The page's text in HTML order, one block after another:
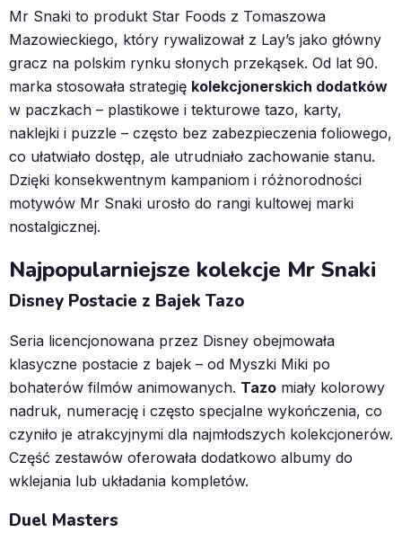
Mr Snaki to produkt Star Foods z Tomaszowa
Mazowieckiego, który rywalizował z Lay’s jako główny
gracz na polskim rynku słonych przekąsek. Od lat 90.
marka stosowała strategię kolekcjonerskich dodatków
w paczkach – plastikowe i tekturowe tazo, karty,
naklejki i puzzle – często bez zabezpieczenia foliowego,
co ułatwiało dostęp, ale utrudniało zachowanie stanu.
Dzięki konsekwentnym kampaniom i różnorodności
motywów Mr Snaki urosło do rangi kultowej marki
nostalgicznej.
Najpopularniejsze kolekcje Mr Snaki
Disney Postacie z Bajek Tazo
Seria licencjonowana przez Disney obejmowała
klasyczne postacie z bajek – od Myszki Miki po
bohaterów filmów animowanych. Tazo miały kolorowy
nadruk, numerację i często specjalne wykończenia, co
czyniło je atrakcyjnymi dla najmłodszych kolekcjonerów.
Część zestawów oferowała dodatkowo albumy do
wklejania lub układania kompletów.
Duel Masters